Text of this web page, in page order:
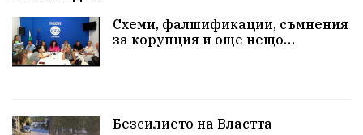
Схеми, фалшификации, съмнения
за корупция и още нещо…
Безсилието на Властта